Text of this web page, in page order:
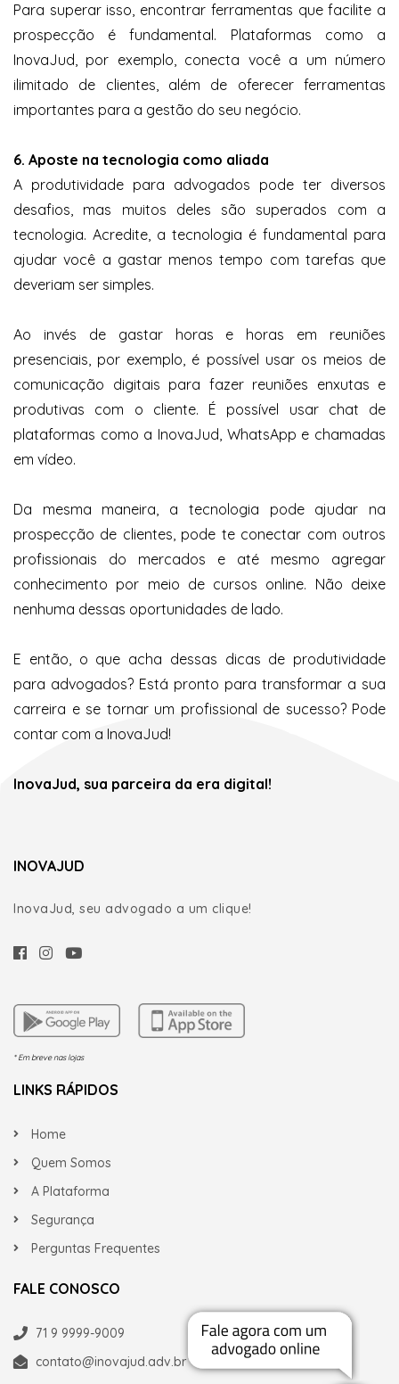
Para superar isso, encontrar ferramentas que facilite a
prospecção é fundamental. Plataformas como a
InovaJud, por exemplo, conecta você a um número
ilimitado de clientes, além de oferecer ferramentas
importantes para a gestão do seu negócio.
6. Aposte na tecnologia como aliada
A produtividade para advogados pode ter diversos
desafios, mas muitos deles são superados com a
tecnologia. Acredite, a tecnologia é fundamental para
ajudar você a gastar menos tempo com tarefas que
deveriam ser simples.
Ao invés de gastar horas e horas em reuniões
presenciais, por exemplo, é possível usar os meios de
comunicação digitais para fazer reuniões enxutas e
produtivas com o cliente. É possível usar chat de
plataformas como a InovaJud, WhatsApp e chamadas
em vídeo.
Da mesma maneira, a tecnologia pode ajudar na
prospecção de clientes, pode te conectar com outros
profissionais do mercados e até mesmo agregar
conhecimento por meio de cursos online. Não deixe
nenhuma dessas oportunidades de lado.
E então, o que acha dessas dicas de produtividade
para advogados? Está pronto para transformar a sua
carreira e se tornar um profissional de sucesso? Pode
contar com a InovaJud!
InovaJud, sua parceira da era digital!
INOVAJUD
InovaJud, seu advogado a um clique!
* Em breve nas lojas
LINKS RÁPIDOS
Home
Quem Somos
A Plataforma
Segurança
Perguntas Frequentes
FALE CONOSCO
71 9 9999-9009
contato@inovajud.adv.br